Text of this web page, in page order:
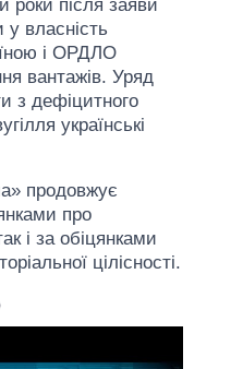
після заяви
власність
і ОРДЛО
вантажів. Уряд
з дефіцитного
українські
продовжує
про
і за обіцянками
цілісності.